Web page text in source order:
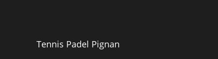
Tennis Padel Pignan